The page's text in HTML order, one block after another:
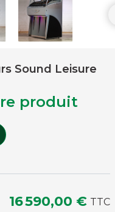
Sound Leisure
produit
16 590,00 € TTC